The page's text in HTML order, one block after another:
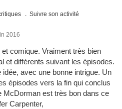
Suivre son activité
2016
comique. Vraiment très bien
et différents suivant les épisodes.
avec une bonne intrigue. Un
épisodes vers la fin qui conclus
McDorman est très bon dans ce
Carpenter,